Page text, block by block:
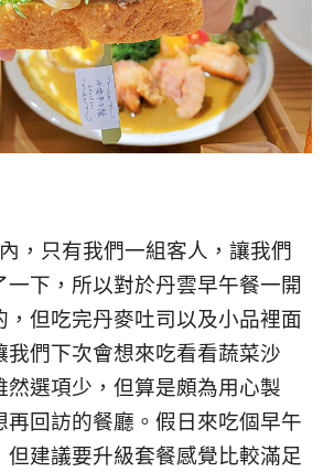
，只有我們一組客人，讓我們
一下，所以對於丹雲早午餐一開
，但吃完丹麥吐司以及小品裡面
我們下次會想來吃看看蔬菜沙
然選項少，但算是頗為用心製
再回訪的餐廳。假日來吃個早午
但建議要升級套餐感覺比較滿足